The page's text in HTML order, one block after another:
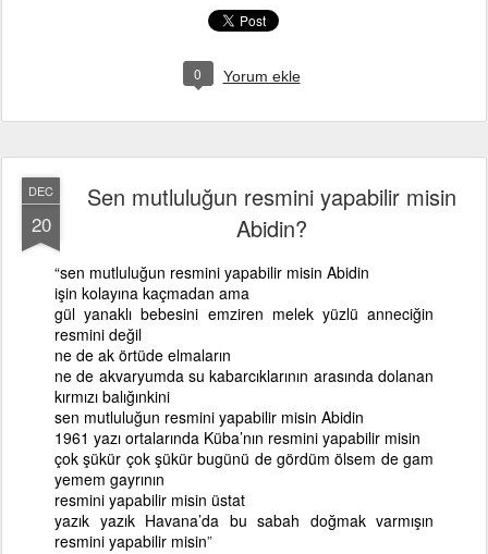
0 Yorum ekle
DEC
20
Sen mutluluğun resmini yapabilir misin
Abidin?
“sen mutluluğun resmini yapabilir misin Abidin
işin kolayına kaçmadan ama
gül yanaklı bebesini emziren melek yüzlü anneciğin
resmini değil
ne de ak örtüde elmaların
ne de akvaryumda su kabarcıklarının arasında dolanan
kırmızı balığınkini
sen mutluluğun resmini yapabilir misin Abidin
1961 yazı ortalarında Küba’nın resmini yapabilir misin
çok şükür çok şükür bugünü de gördüm ölsem de gam
yemem gayrının
resmini yapabilir misin üstat
yazık yazık Havana’da bu sabah doğmak varmışın
resmini yapabilir misin”